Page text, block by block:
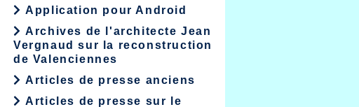
Application pour Android
Archives de l'architecte Jean
Vergnaud sur la reconstruction
de Valenciennes
Articles de presse anciens
Articles de presse sur le